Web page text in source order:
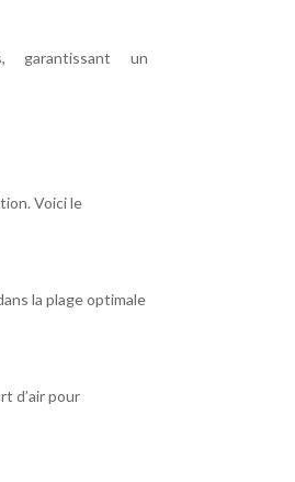
garantissant un
Voici le
la plage optimale
d’air pour